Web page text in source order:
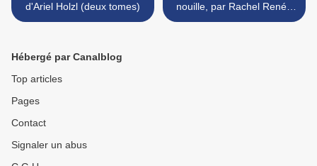
d'Ariel Holzl (deux tomes)
nouille, par Rachel Renée
Russel >
Hébergé par Canalblog
Top articles
Pages
Contact
Signaler un abus